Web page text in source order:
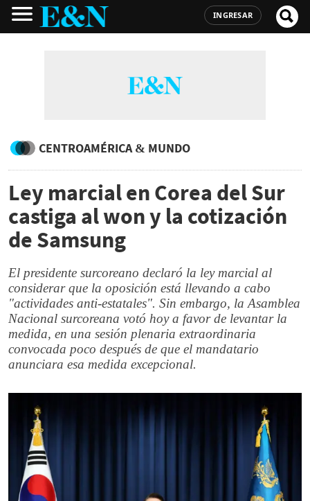
INGRESAR
CENTROAMÉRICA & MUNDO
Ley marcial en Corea del Sur
castiga al won y la cotización
de Samsung
El presidente surcoreano declaró la ley marcial al
considerar que la oposición está llevando a cabo
"actividades anti-estatales". Sin embargo, la Asamblea
Nacional surcoreana votó hoy a favor de levantar la
medida, en una sesión plenaria extraordinaria
convocada poco después de que el mandatario
anunciara esa medida excepcional.